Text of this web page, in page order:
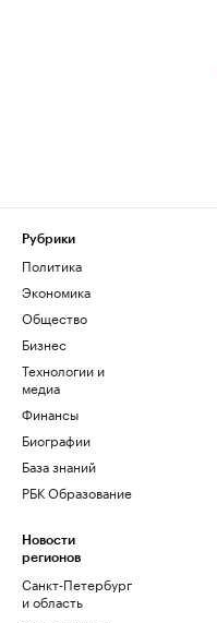
Рубрики
Политика
Экономика
Общество
Бизнес
Технологии и
медиа
Финансы
Биографии
База знаний
РБК Образование
Новости
регионов
Санкт-Петербург
и область